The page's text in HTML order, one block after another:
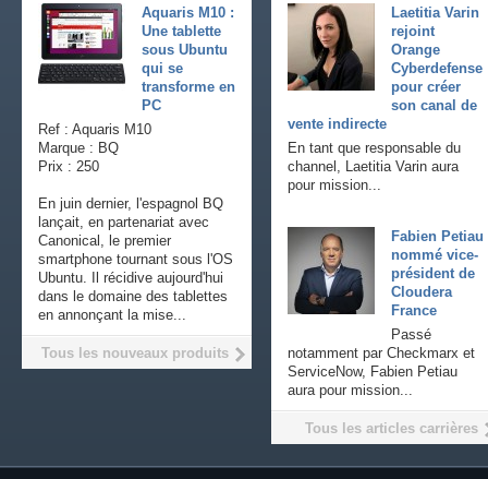
Laetitia Varin
rejoint
Orange
Cyberdefense
pour créer
son canal de
vente indirecte
En tant que responsable du
channel, Laetitia Varin aura
pour mission...
Fabien Petiau
nommé vice-
président de
Cloudera
France
Passé
notamment par Checkmarx et
ServiceNow, Fabien Petiau
aura pour mission...
Tous les articles carrières
Aquaris M10 :
Une tablette
sous Ubuntu
qui se
transforme en
PC
Ref : Aquaris M10
Marque : BQ
Prix : 250
En juin dernier, l'espagnol BQ
lançait, en partenariat avec
Canonical, le premier
smartphone tournant sous l'OS
Ubuntu. Il récidive aujourd'hui
dans le domaine des tablettes
en annonçant la mise...
Tous les nouveaux produits